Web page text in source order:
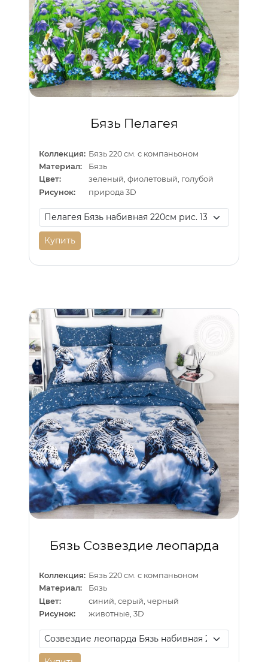
Бязь Пелагея
Коллекция: Бязь 220 см. с компаньоном
Материал:
Бязь
Цвет:
зеленый, фиолетовый, голубой
Рисунок:
природа 3D
Купить
Бязь Созвездие леопарда
Коллекция: Бязь 220 см. с компаньоном
Материал:
Бязь
Цвет:
синий, серый, черный
Рисунок:
животные, 3D